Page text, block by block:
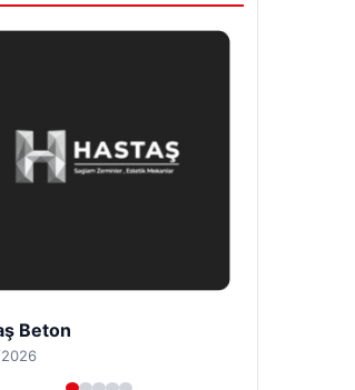
Avukatlık Bürosu